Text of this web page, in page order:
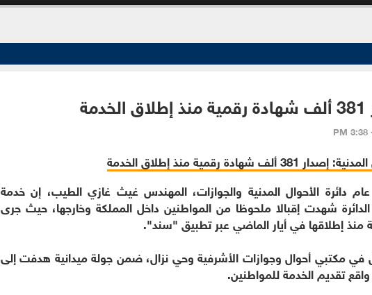
دائرة الأحوال المدنية والجوازات، المهندس غيث غازي الطيب، إن خدمة
الدائرة شهدت إقبالا ملحوظا من المواطنين داخل المملكة وخارجها، حيث جرى
في مكتبي أحوال وجوازات الأشرفية وحي نزال، ضمن جولة ميدانية هدفت إلى
تقديم الخدمة للمواطنين.